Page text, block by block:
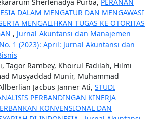
Sherlenadya Purba, PERANAN
DALAM MENGATUR DAN MENGAWASI
MENGALIHKAN TUGAS KE OTORITAS
, Jurnal Akuntansi dan Manajemen
1 (2023): April: Jurnal Akuntansi dan
Tagor Rambey, Khoirul Fadilah, Hilmi
Musyaddad Munir, Muhammad
Jacbus Janner Ati, STUDI
PERBANDINGAN KINERJA
KONVENSIONAL DAN